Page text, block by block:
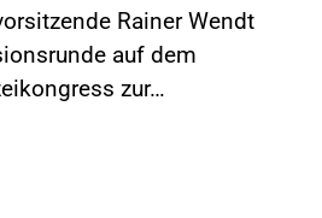
Rainer Wendt
auf dem
zur…